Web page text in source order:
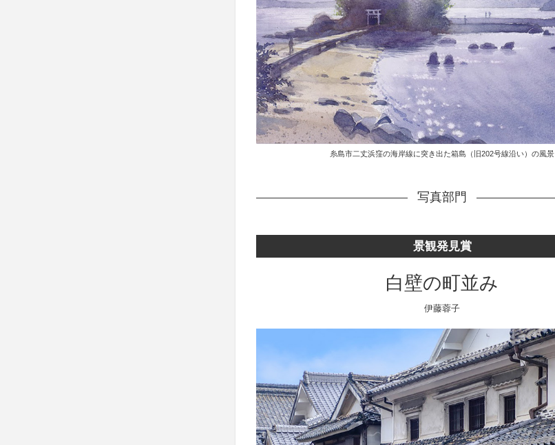
糸島市二丈浜窪の海岸線に突き出た箱島（旧202号線沿い）の風景
写真部門
景観発見賞
白壁の町並み
伊藤蓉子